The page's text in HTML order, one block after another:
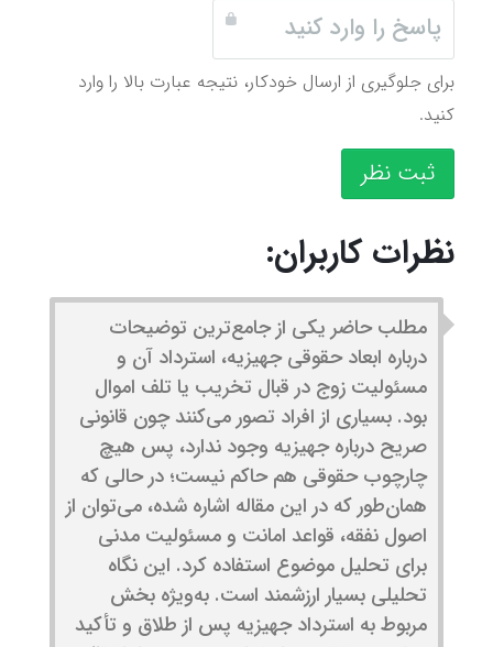
برای جلوگیری از ارسال خودکار، نتیجه عبارت بالا را وارد
کنید.
ثبت نظر
نظرات کاربران:
مطلب حاضر یکی از جامع‌ترین توضیحات
درباره ابعاد حقوقی جهیزیه، استرداد آن و
مسئولیت زوج در قبال تخریب یا تلف اموال
بود. بسیاری از افراد تصور می‌کنند چون قانونی
صریح درباره جهیزیه وجود ندارد، پس هیچ
چارچوب حقوقی هم حاکم نیست؛ در حالی که
همان‌طور که در این مقاله اشاره شده، می‌توان از
اصول نفقه، قواعد امانت و مسئولیت مدنی
برای تحلیل موضوع استفاده کرد. این نگاه
تحلیلی بسیار ارزشمند است. به‌ویژه بخش
مربوط به استرداد جهیزیه پس از طلاق و تأکید